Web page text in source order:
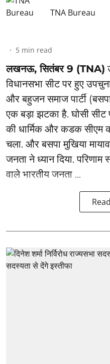
TNA Bureau
5 min read
लखनऊ, सितंबर 9 (TNA)
विधानसभा सीट पर हुए
और बहुजन समाज पार्टी
एक बड़ा झटका है. घोसी सीट
की धार्मिक और कडक सीएम
चला. और बसपा मुखिया
जनता ने ध्यान दिया.
वाले भारतीय जनता ...